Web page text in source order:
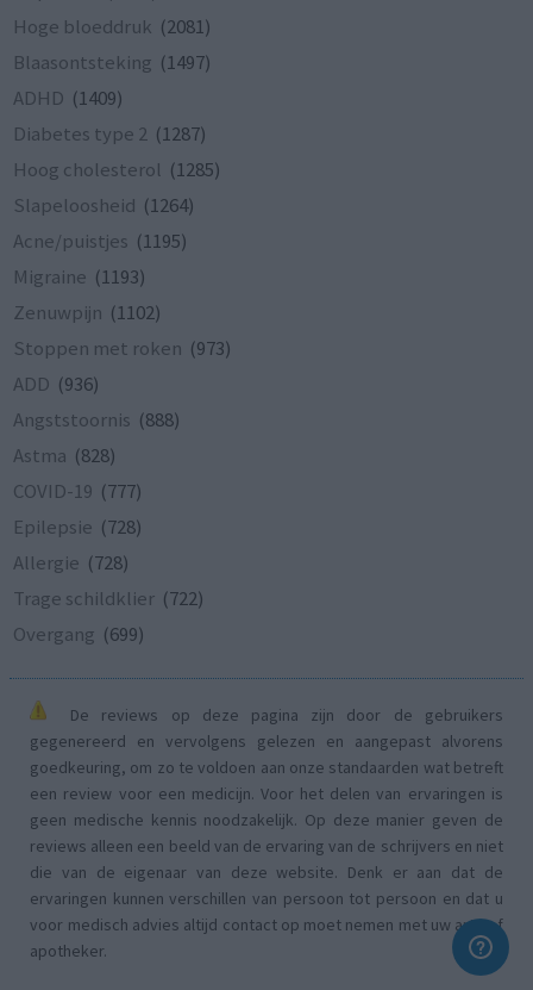
Hoge bloeddruk (2081)
Blaasontsteking (1497)
ADHD (1409)
Diabetes type 2 (1287)
Hoog cholesterol (1285)
Slapeloosheid (1264)
Acne/puistjes (1195)
Migraine (1193)
Zenuwpijn (1102)
Stoppen met roken (973)
ADD (936)
Angststoornis (888)
Astma (828)
COVID-19 (777)
Epilepsie (728)
Allergie (728)
Trage schildklier (722)
Overgang (699)
De reviews op deze pagina zijn door de gebruikers
gegenereerd en vervolgens gelezen en aangepast alvorens
goedkeuring, om zo te voldoen aan onze standaarden wat betreft
een review voor een medicijn. Voor het delen van ervaringen is
geen medische kennis noodzakelijk. Op deze manier geven de
reviews alleen een beeld van de ervaring van de schrijvers en niet
die van de eigenaar van deze website. Denk er aan dat de
ervaringen kunnen verschillen van persoon tot persoon en dat u
voor medisch advies altijd contact op moet nemen met uw arts of
apotheker.